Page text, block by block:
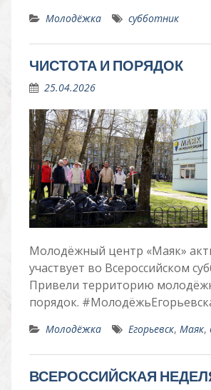
Молодёжка субботник
ЧИСТОТА И ПОРЯДОК
25.04.2026
Молодёжный центр «Маяк»
участвует во Всероссийском
Привели территорию
порядок.
Молодёжка Егорьевск, Маяк,
ВСЕРОССИЙСКАЯ